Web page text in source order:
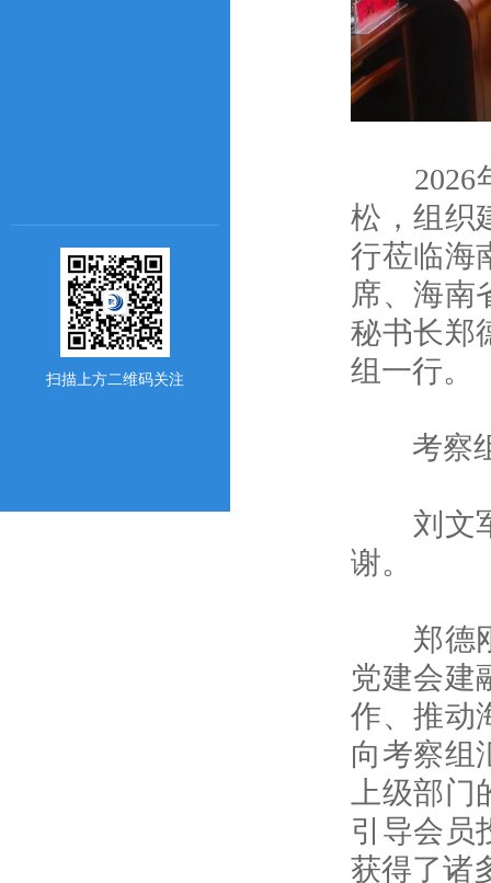
扫描上方二维码关注
2026年
松，组织
行莅临海
席、海南
秘书长郑
组一行。
考察组
刘文军
谢。
郑德刚
党建会建
作、推动
向考察组
上级部门
引导会员
获得了诸